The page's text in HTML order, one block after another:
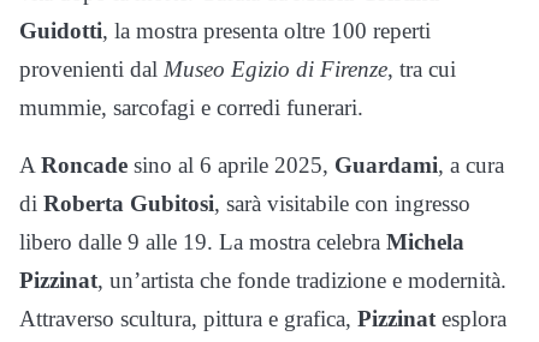
Guidotti, la mostra presenta oltre 100 reperti
provenienti dal Museo Egizio di Firenze, tra cui
mummie, sarcofagi e corredi funerari.
A Roncade sino al 6 aprile 2025, Guardami, a cura
di Roberta Gubitosi, sarà visitabile con ingresso
libero dalle 9 alle 19. La mostra celebra Michela
Pizzinat, un’artista che fonde tradizione e modernità.
Attraverso scultura, pittura e grafica, Pizzinat esplora